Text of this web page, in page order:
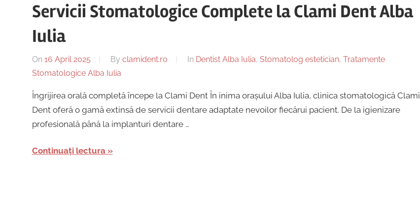
Servicii Stomatologice Complete la Clami Dent Alba
Iulia
On 16 April 2025 By clamident.ro In Dentist Alba Iulia, Stomatolog estetician, Tratamente
Stomatologice Alba Iulia
Îngrijirea orală completă începe la Clami Dent În inima orașului Alba Iulia, clinica stomatologică Clami
Dent oferă o gamă extinsă de servicii dentare adaptate nevoilor fiecărui pacient. De la igienizare
profesională până la implanturi dentare …
Continuați lectura